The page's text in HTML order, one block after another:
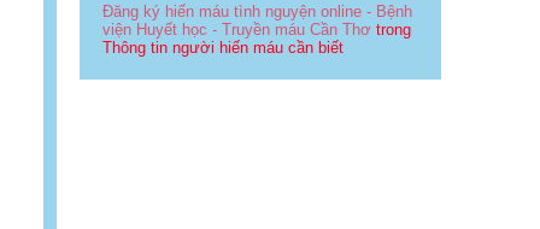
Đăng ký hiến máu tình nguyện online - Bệnh
viện Huyết học - Truyền máu Cần Thơ trong
Thông tin người hiến máu cần biết